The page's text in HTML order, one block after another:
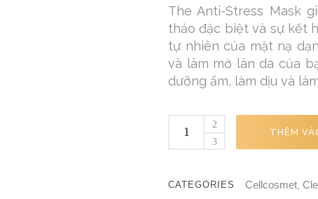
The Anti-Stress Mask
thảo đặc biệt và sự kết
tự nhiên của mặt nạ
và làm mờ làn da của
dưỡng ẩm, làm dịu và
THÊM
CATEGORIES Cellcosmet